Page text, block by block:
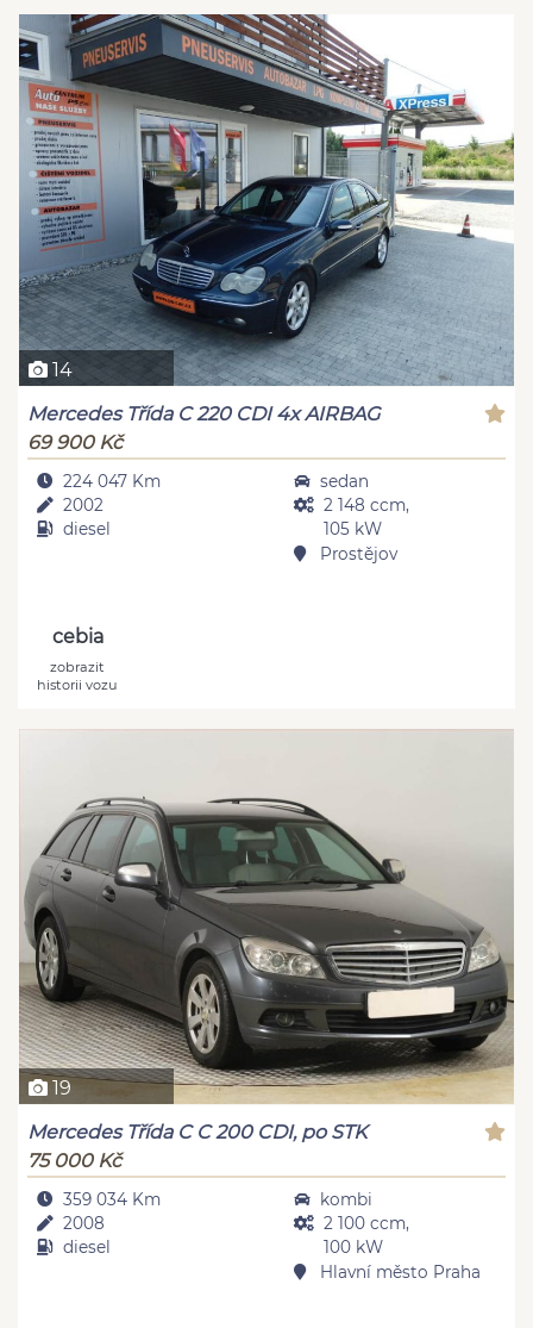
14
Mercedes Třída C 220 CDI 4x AIRBAG
69 900 Kč
224 047 Km
2002
diesel
sedan
2 148 ccm,
105 kW
Prostějov
cebia
zobrazit
historii vozu
19
Mercedes Třída C C 200 CDI, po STK
75 000 Kč
359 034 Km
2008
diesel
kombi
2 100 ccm,
100 kW
Hlavní město Praha